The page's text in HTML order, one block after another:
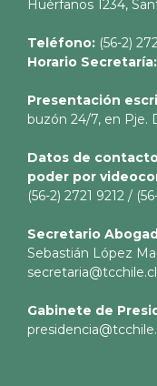
Huérfanos 1234,
Teléfono: (56-2)
Horario Secretaría:
Presentación
buzón 24/7, en Pje.
Datos de
poder por
(56-2) 2721 9212 /
Secretario
Sebastián López
secretaria@tcchile.cl
Gabinete de